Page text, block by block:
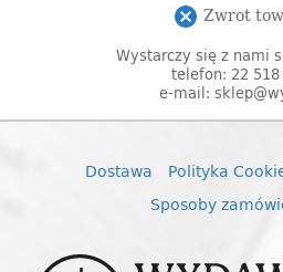
cancel Zwrot
Wystarczy się z nami
telefon: 22 518
e-mail:
Dostawa Polityka
Sposoby